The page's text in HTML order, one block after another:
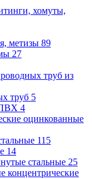
хомуты,
метизы 89
27
труб из
труб 5
4
оцинкованные
115
14
стальные 25
концентрические